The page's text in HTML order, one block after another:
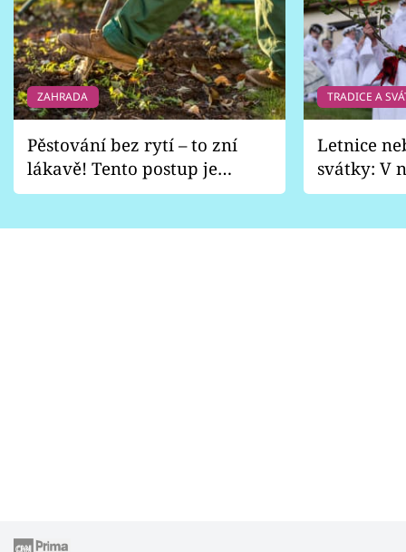
ZAHRADA
Pěstování bez rytí – to zní
lákavě! Tento postup je
vhodný jen pro některé
TRADICE A
Letnice
svátky: V
pondělí